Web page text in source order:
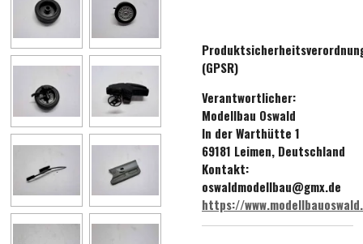
(GPSR)
Verantwortlicher:
Modellbau Oswald
In der Warthütte 1
69181 Leimen, Deutschland
Kontakt:
oswaldmodellbau@gmx.de
https://